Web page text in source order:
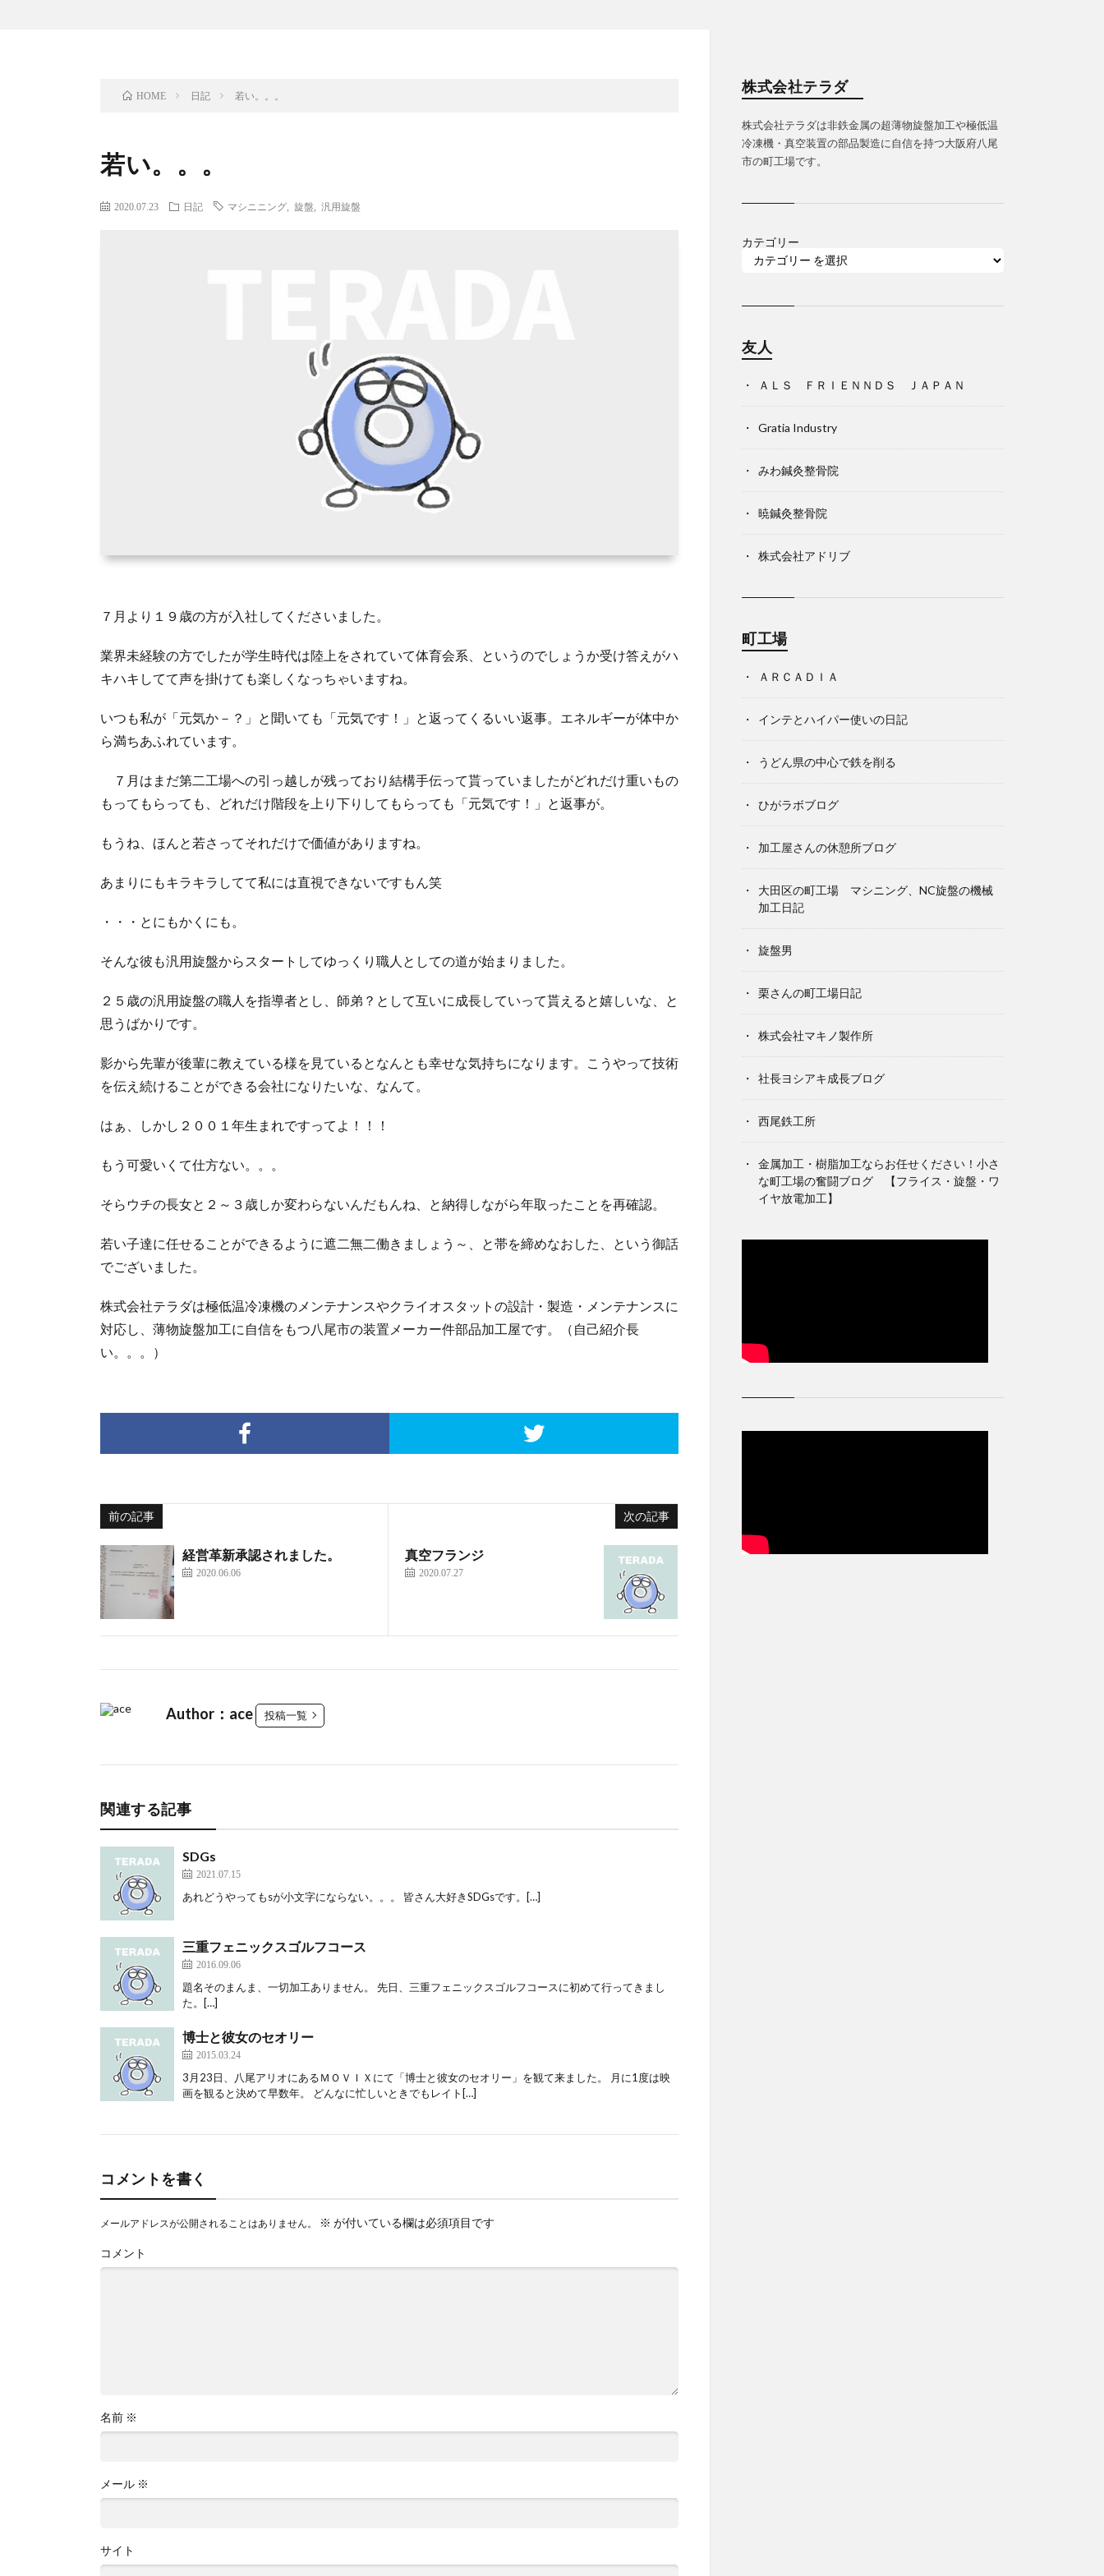
HOME 日記 若い。。。
若い。。。
2020.07.23 日記 マシニニング 旋盤 汎用旋盤
７月より１９歳の方が入社してくださいました。
業界未経験の方でしたが学生時代は陸上をされていて体育会系、というのでしょうか受け答えがハ
キハキしてて声を掛けても楽しくなっちゃいますね。
いつも私が「元気か－？」と聞いても「元気です！」と返ってくるいい返事。エネルギーが体中か
ら満ちあふれています。
７月はまだ第二工場への引っ越しが残っており結構手伝って貰っていましたがどれだけ重いもの
もってもらっても、どれだけ階段を上り下りしてもらっても「元気です！」と返事が。
もうね、ほんと若さってそれだけで価値がありますね。
あまりにもキラキラしてて私には直視できないですもん笑
・・・とにもかくにも。
そんな彼も汎用旋盤からスタートしてゆっくり職人としての道が始まりました。
２５歳の汎用旋盤の職人を指導者とし、師弟？として互いに成長していって貰えると嬉しいな、と
思うばかりです。
影から先輩が後輩に教えている様を見ているとなんとも幸せな気持ちになります。こうやって技術
を伝え続けることができる会社になりたいな、なんて。
はぁ、しかし２００１年生まれですってよ！！！
もう可愛いくて仕方ない。。。
そらウチの長女と２～３歳しか変わらないんだもんね、と納得しながら年取ったことを再確認。
若い子達に任せることができるように遮二無二働きましょう～、と帯を締めなおした、という御話
でございました。
株式会社テラダは極低温冷凍機のメンテナンスやクライオスタットの設計・製造・メンテナンスに
対応し、薄物旋盤加工に自信をもつ八尾市の装置メーカー件部品加工屋です。（自己紹介長
い。。。）
前の記事
経営革新承認されました。
2020.06.06
次の記事
真空フランジ
2020.07.27
Author：ace 投稿一覧
関連する記事
SDGs
2021.07.15
あれどうやってもsが小文字にならない。。。 皆さん大好きSDGsです。[…]
三重フェニックスゴルフコース
2016.09.06
題名そのまんま、一切加工ありません。 先日、三重フェニックスゴルフコースに初めて行ってきまし
た。[…]
博士と彼女のセオリー
2015.03.24
3月23日、八尾アリオにあるＭＯＶＩＸにて「博士と彼女のセオリー」を観て来ました。 月に1度は映
画を観ると決めて早数年。 どんなに忙しいときでもレイト[…]
コメントを書く
メールアドレスが公開されることはありません。 ※ が付いている欄は必須項目です
コメント
名前 ※
メール ※
サイト
株式会社テラダ
株式会社テラダは非鉄金属の超薄物旋盤加工や極低温
冷凍機・真空装置の部品製造に自信を持つ大阪府八尾
市の町工場です。
カテゴリー
友人
ＡＬＳ ＦＲＩＥＮＮＤＳ ＪＡＰＡＮ
Gratia Industry
みわ鍼灸整骨院
暁鍼灸整骨院
株式会社アドリブ
町工場
ＡＲＣＡＤＩＡ
インテとハイパー使いの日記
うどん県の中心で鉄を削る
ひがラボブログ
加工屋さんの休憩所ブログ
大田区の町工場 マシニング、NC旋盤の機械
加工日記
旋盤男
栗さんの町工場日記
株式会社マキノ製作所
社長ヨシアキ成長ブログ
西尾鉄工所
金属加工・樹脂加工ならお任せください！小さ
な町工場の奮闘ブログ 【フライス・旋盤・ワ
イヤ放電加工】